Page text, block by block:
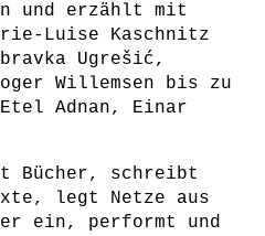
und erzählt mit
Luise Kaschnitz
Ugrešić,
Willemsen bis zu
Adnan, Einar
Bücher, schreibt
legt Netze aus
ein, performt und